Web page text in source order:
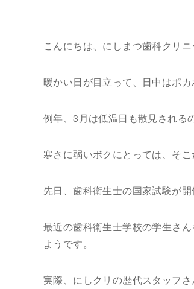
こんにちは、にしまつ歯科クリニ
暖かい日が目立って、日中はポカ
例年、3月は低温日も散見される
寒さに弱いボクにとっては、そ
先日、歯科衛生士の国家試験が開
最近の歯科衛生士学校の学生さ
ようです。
実際、にしクリの歴代スタッフ